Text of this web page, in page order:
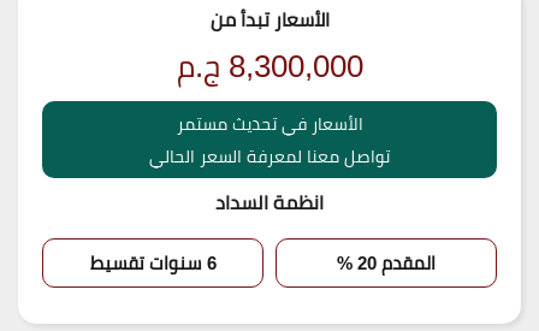
الأسعار تبدأ من
8,300,000ج.م
الأسعار في تحديث مستمر
تواصل معنا لمعرفة السعر الحالي
انظمة السداد
المقدم 20 % 6 سنوات تقسيط